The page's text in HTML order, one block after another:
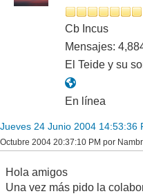
Cb Incus
Mensajes:
El Teide y su
En línea
Jueves 24 Junio 2004 14:53:36
Octubre 2004 20:37:10 PM por
Hola amigos
Una vez más pido la